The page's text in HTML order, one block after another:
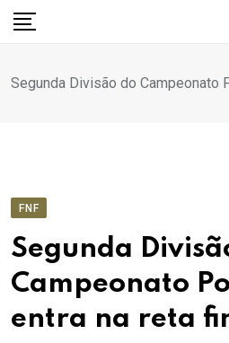
para
conteúdo
Segunda Divisão do Campeonato
FNF
Segunda
Campeonato
entra na reta